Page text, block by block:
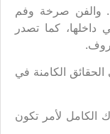
والفن صرخة وفم
داخلها، كما تصدر
الحقائق الكامنة في
الكامل لأمر تكون